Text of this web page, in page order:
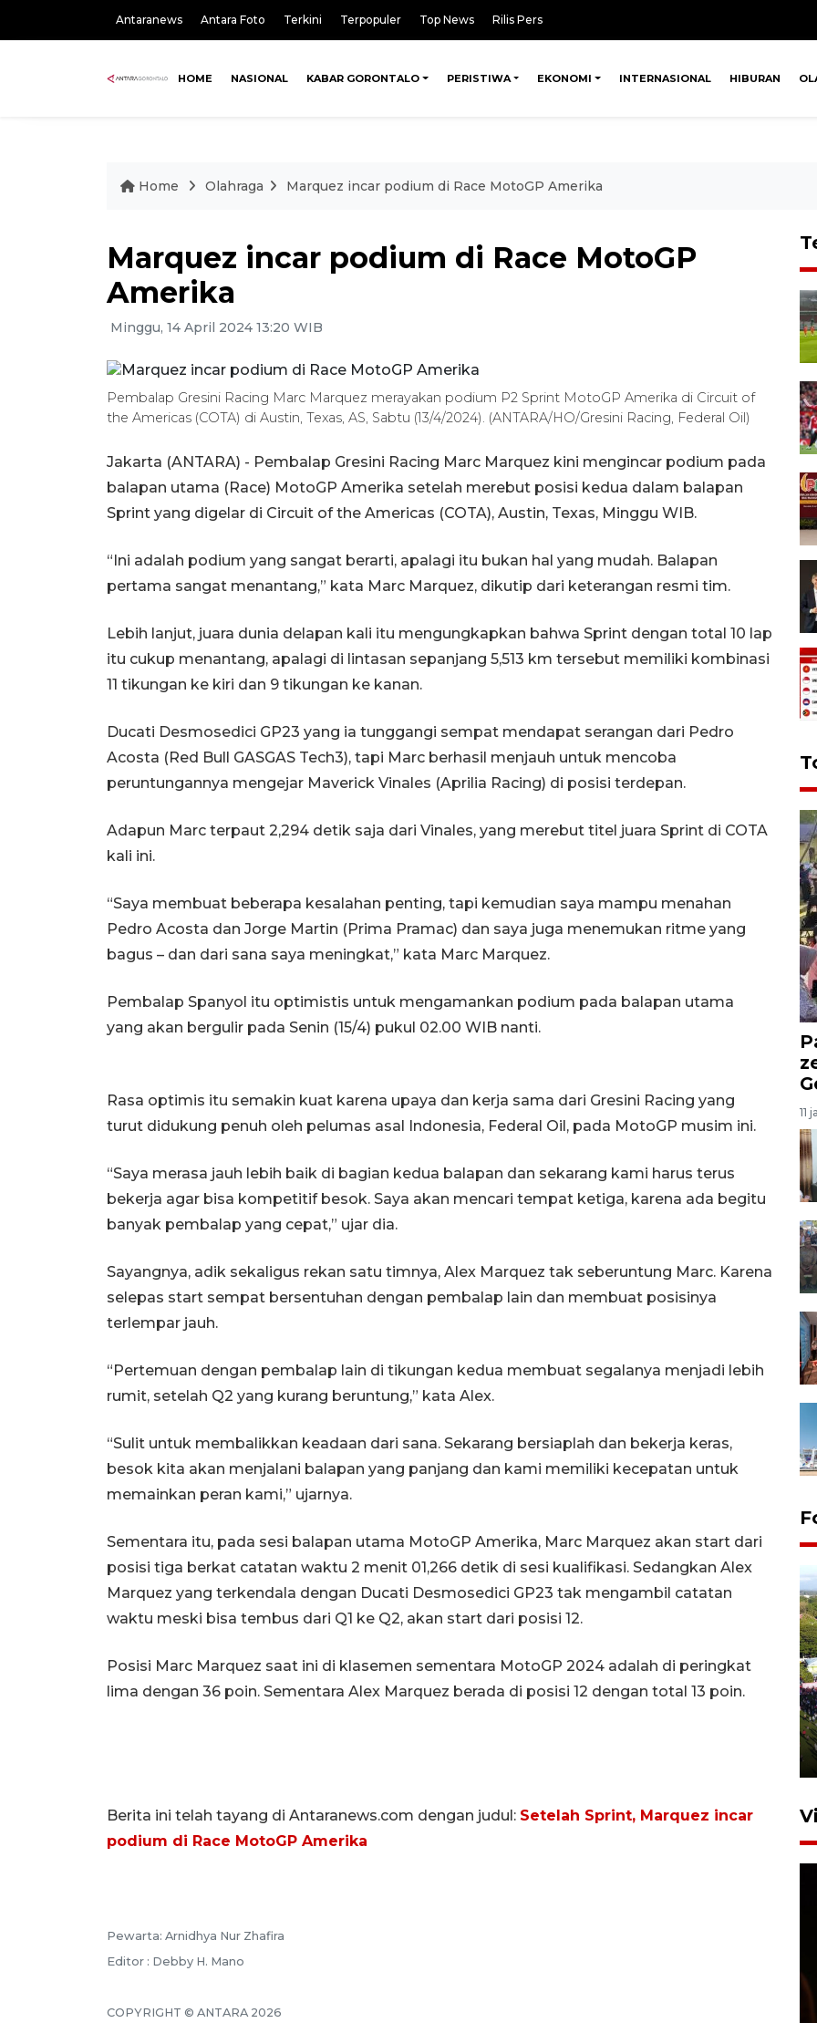
Antaranews Antara Foto Terkini Terpopuler Top News Rilis Pers
HOME NASIONAL KABAR GORONTALO PERISTIWA EKONOMI INTERNASIONAL HIBURAN
Home Olahraga Marquez incar podium di Race MotoGP Amerika
Marquez incar podium di Race MotoGP
Amerika
Minggu, 14 April 2024 13:20 WIB
Pembalap Gresini Racing Marc Marquez merayakan podium P2 Sprint MotoGP Amerika di Circuit of
the Americas (COTA) di Austin, Texas, AS, Sabtu (13/4/2024). (ANTARA/HO/Gresini Racing, Federal Oil)
Jakarta (ANTARA) - Pembalap Gresini Racing Marc Marquez kini mengincar podium pada
balapan utama (Race) MotoGP Amerika setelah merebut posisi kedua dalam balapan
Sprint yang digelar di Circuit of the Americas (COTA), Austin, Texas, Minggu WIB.
“Ini adalah podium yang sangat berarti, apalagi itu bukan hal yang mudah. Balapan
pertama sangat menantang,” kata Marc Marquez, dikutip dari keterangan resmi tim.
Lebih lanjut, juara dunia delapan kali itu mengungkapkan bahwa Sprint dengan total 10 lap
itu cukup menantang, apalagi di lintasan sepanjang 5,513 km tersebut memiliki kombinasi
11 tikungan ke kiri dan 9 tikungan ke kanan.
Ducati Desmosedici GP23 yang ia tunggangi sempat mendapat serangan dari Pedro
Acosta (Red Bull GASGAS Tech3), tapi Marc berhasil menjauh untuk mencoba
peruntungannya mengejar Maverick Vinales (Aprilia Racing) di posisi terdepan.
Adapun Marc terpaut 2,294 detik saja dari Vinales, yang merebut titel juara Sprint di COTA
kali ini.
“Saya membuat beberapa kesalahan penting, tapi kemudian saya mampu menahan
Pedro Acosta dan Jorge Martin (Prima Pramac) dan saya juga menemukan ritme yang
bagus – dan dari sana saya meningkat,” kata Marc Marquez.
Pembalap Spanyol itu optimistis untuk mengamankan podium pada balapan utama
yang akan bergulir pada Senin (15/4) pukul 02.00 WIB nanti.
Rasa optimis itu semakin kuat karena upaya dan kerja sama dari Gresini Racing yang
turut didukung penuh oleh pelumas asal Indonesia, Federal Oil, pada MotoGP musim ini.
“Saya merasa jauh lebih baik di bagian kedua balapan dan sekarang kami harus terus
bekerja agar bisa kompetitif besok. Saya akan mencari tempat ketiga, karena ada begitu
banyak pembalap yang cepat,” ujar dia.
Sayangnya, adik sekaligus rekan satu timnya, Alex Marquez tak seberuntung Marc. Karena
selepas start sempat bersentuhan dengan pembalap lain dan membuat posisinya
terlempar jauh.
“Pertemuan dengan pembalap lain di tikungan kedua membuat segalanya menjadi lebih
rumit, setelah Q2 yang kurang beruntung,” kata Alex.
“Sulit untuk membalikkan keadaan dari sana. Sekarang bersiaplah dan bekerja keras,
besok kita akan menjalani balapan yang panjang dan kami memiliki kecepatan untuk
memainkan peran kami,” ujarnya.
Sementara itu, pada sesi balapan utama MotoGP Amerika, Marc Marquez akan start dari
posisi tiga berkat catatan waktu 2 menit 01,266 detik di sesi kualifikasi. Sedangkan Alex
Marquez yang terkendala dengan Ducati Desmosedici GP23 tak mengambil catatan
waktu meski bisa tembus dari Q1 ke Q2, akan start dari posisi 12.
Posisi Marc Marquez saat ini di klasemen sementara MotoGP 2024 adalah di peringkat
lima dengan 36 poin. Sementara Alex Marquez berada di posisi 12 dengan total 13 poin.
Berita ini telah tayang di Antaranews.com dengan judul: Setelah Sprint, Marquez incar
podium di Race MotoGP Amerika
Pewarta: Arnidhya Nur Zhafira
Editor : Debby H. Mano
COPYRIGHT © ANTARA 2026
11
UPACARA HUT KE-78